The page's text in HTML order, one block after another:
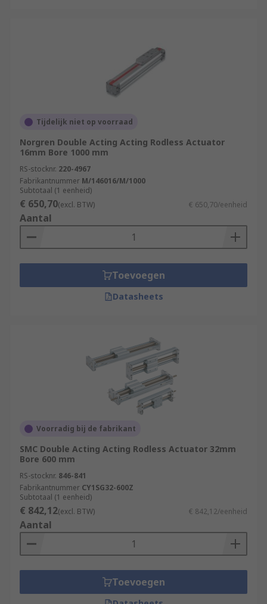
Tijdelijk niet op voorraad
Norgren Double Acting Acting Rodless Actuator
16mm Bore 1000 mm
RS-stocknr. 220-4967
Fabrikantnummer M/146016/M/1000
Subtotaal (1 eenheid)
€ 650,70(excl. BTW) € 650,70/eenheid
Aantal
Toevoegen
Datasheets
Voorradig bij de fabrikant
SMC Double Acting Acting Rodless Actuator 32mm
Bore 600 mm
RS-stocknr. 846-841
Fabrikantnummer CY1SG32-600Z
Subtotaal (1 eenheid)
€ 842,12(excl. BTW) € 842,12/eenheid
Aantal
Toevoegen